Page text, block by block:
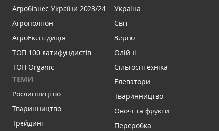
Агробізнес України 2023/24
Агрополігон
АгроЕкспедиція
ТОП 100 латифундистів
ТОП Organic
ТЕМИ
Рослинництво
Тваринництво
Трейдинг
Україна
Світ
Зерно
Олійні
Сільгосптехніка
Елеватори
Тваринництво
Овочі та фрукти
Переробка